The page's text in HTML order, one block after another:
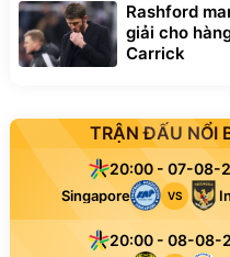
Rashford
giải cho
Carrick
TRẬN ĐẤU NỔI
20:00 - 07-08-
Singapore VS
20:00 - 08-08-